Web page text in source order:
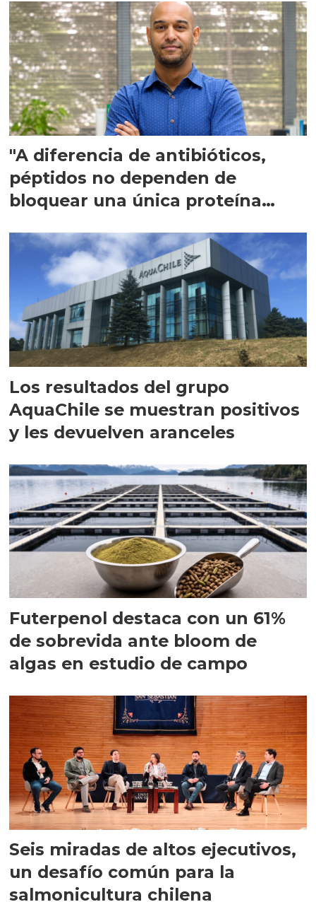
"A diferencia de antibióticos,
péptidos no dependen de
bloquear una única proteína
Los resultados del grupo
AquaChile se muestran positivos
y les devuelven aranceles
Futerpenol destaca con un 61%
de sobrevida ante bloom de
algas en estudio de campo
Seis miradas de altos ejecutivos,
un desafío común para la
salmonicultura chilena